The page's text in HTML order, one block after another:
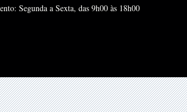
Segunda a Sexta, das 9h00 às 18h00